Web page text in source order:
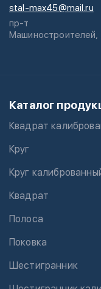
stal-max45@mail.ru
пр-т
Машиностроителей,
Каталог
Квадрат
Круг
Круг
Квадрат
Полоса
Поковка
Шестигранник